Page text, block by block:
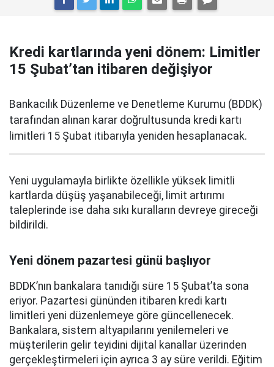
Kredi kartlarında yeni dönem: Limitler
15 Şubat’tan itibaren değişiyor
Bankacılık Düzenleme ve Denetleme Kurumu (BDDK)
tarafından alınan karar doğrultusunda kredi kartı
limitleri 15 Şubat itibarıyla yeniden hesaplanacak.
Yeni uygulamayla birlikte özellikle yüksek limitli
kartlarda düşüş yaşanabileceği, limit artırımı
taleplerinde ise daha sıkı kuralların devreye gireceği
bildirildi.
Yeni dönem pazartesi günü başlıyor
BDDK’nın bankalara tanıdığı süre 15 Şubat’ta sona
eriyor. Pazartesi gününden itibaren kredi kartı
limitleri yeni düzenlemeye göre güncellenecek.
Bankalara, sistem altyapılarını yenilemeleri ve
müşterilerin gelir teyidini dijital kanallar üzerinden
gerçekleştirmeleri için ayrıca 3 ay süre verildi. Eğitim